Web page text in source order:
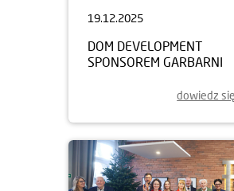
19.12.2025
DOM DEVELOPMENT
SPONSOREM GARBARNI
dowiedz